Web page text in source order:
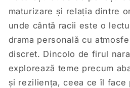
maturizare și relația dintre
unde cântă racii este o
drama personală cu
discret. Dincolo de firul
explorează teme precum
și reziliența, ceea ce îl face